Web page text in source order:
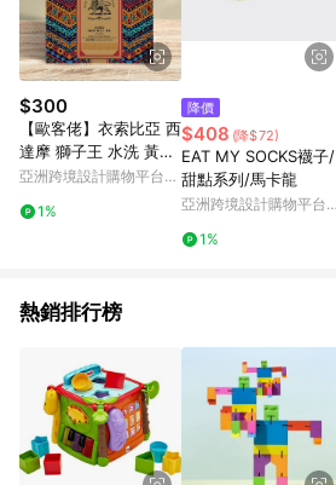
$300
【歐客佬】衣索比亞 西
達摩 獅子王 水洗 黃金
烘焙 (5入)
亞洲跨境設計購物平台
1%
降價
$408 (降$72)
EAT MY SOCKS襪子/
甜點系列/馬卡龍
亞洲跨境設計購物平台
1%
熱銷排行榜